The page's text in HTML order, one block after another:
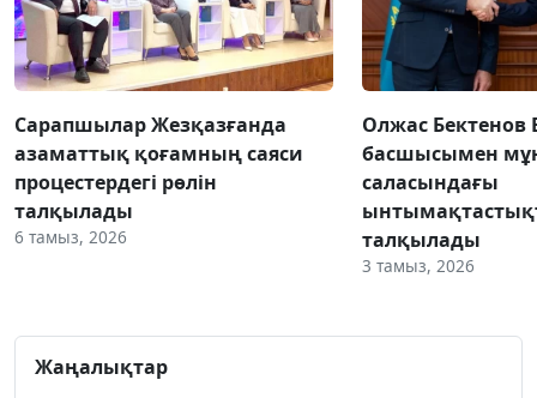
Сарапшылар Жезқазғанда
азаматтық қоғамның саяси
процестердегі рөлін
талқылады
6 тамыз, 2026
Олжас Бектенов
басшысымен
саласындағы
талқылады
3 тамыз, 2026
Жаңалықтар